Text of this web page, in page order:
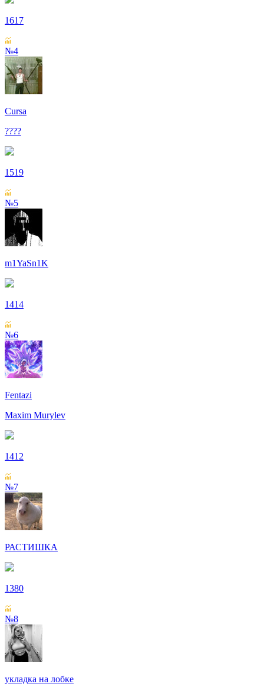
1617
№4
Cursa
????
1519
№5
m1YaSn1K
1414
№6
Fentazi
Maxim Murylev
1412
№7
РАСТИШКА
1380
№8
укладка на лобке